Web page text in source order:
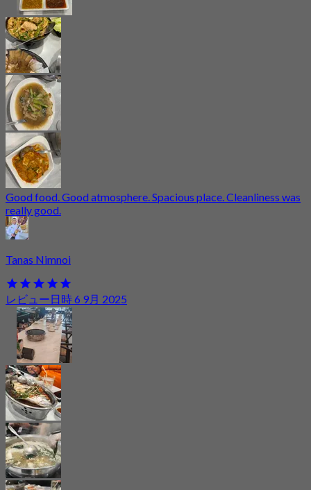
Good food. Good atmosphere. Spacious place. Cleanliness was
really good.
Tanas Nimnoi
レビュー日時 6 9月 2025